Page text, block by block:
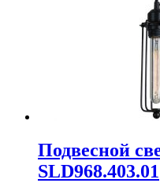
Подвесной
SLD968.403.01